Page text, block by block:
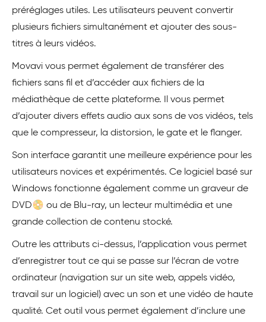
préréglages utiles. Les utilisateurs peuvent convertir
plusieurs fichiers simultanément et ajouter des sous-
titres à leurs vidéos.
Movavi vous permet également de transférer des
fichiers sans fil et d’accéder aux fichiers de la
médiathèque de cette plateforme. Il vous permet
d’ajouter divers effets audio aux sons de vos vidéos, tels
que le compresseur, la distorsion, le gate et le flanger.
Son interface garantit une meilleure expérience pour les
utilisateurs novices et expérimentés. Ce logiciel basé sur
Windows fonctionne également comme un graveur de
DVD📀 ou de Blu-ray, un lecteur multimédia et une
grande collection de contenu stocké.
Outre les attributs ci-dessus, l’application vous permet
d’enregistrer tout ce qui se passe sur l’écran de votre
ordinateur (navigation sur un site web, appels vidéo,
travail sur un logiciel) avec un son et une vidéo de haute
qualité. Cet outil vous permet également d’inclure une